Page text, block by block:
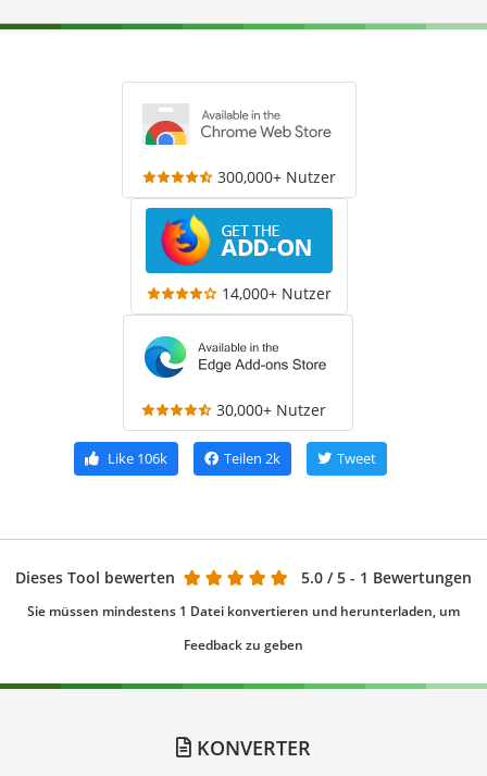
300,000+ Nutzer
14,000+ Nutzer
30,000+ Nutzer
Like 106k Teilen 2k Tweet
Dieses Tool bewerten 5.0 / 5 - 1 Bewertungen
Sie müssen mindestens 1 Datei konvertieren und herunterladen, um
Feedback zu geben
KONVERTER